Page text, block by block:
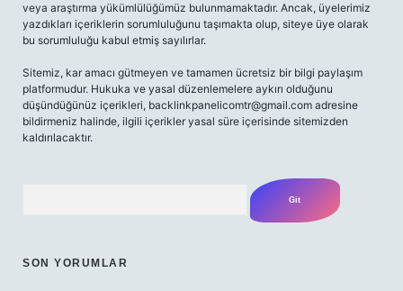
veya araştırma yükümlülüğümüz bulunmamaktadır. Ancak, üyelerimiz
yazdıkları içeriklerin sorumluluğunu taşımakta olup, siteye üye olarak
bu sorumluluğu kabul etmiş sayılırlar.
Sitemiz, kar amacı gütmeyen ve tamamen ücretsiz bir bilgi paylaşım
platformudur. Hukuka ve yasal düzenlemelere aykırı olduğunu
düşündüğünüz içerikleri, backlinkpanelicomtr@gmail.com adresine
bildirmeniz halinde, ilgili içerikler yasal süre içerisinde sitemizden
kaldırılacaktır.
SON YORUMLAR